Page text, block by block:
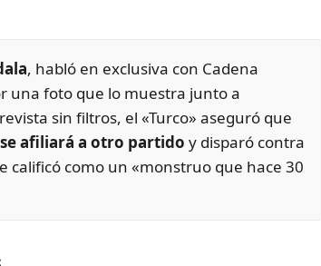
, habló en exclusiva con Cadena
una foto que lo muestra junto a
sin filtros, el «Turco» aseguró que
afiliará a otro partido y disparó contra
calificó como un «monstruo que hace 30